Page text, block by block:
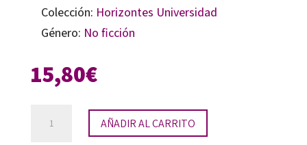
Colección: Horizontes Universidad
Género: No ficción
15,80€
AÑADIR AL CARRITO